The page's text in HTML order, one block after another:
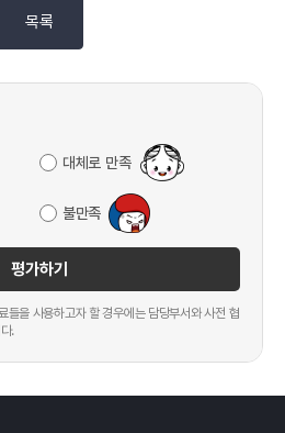
목록
대체로 만족
불만족
평가하기
들을 사용하고자 할 경우에는 담당부서와 사전 협
.